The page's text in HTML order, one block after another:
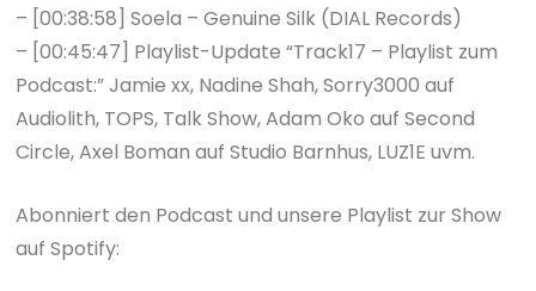
– [00:38:58] Soela – Genuine Silk (DIAL Records)
– [00:45:47] Playlist-Update “Track17 – Playlist zum
Podcast:” Jamie xx, Nadine Shah, Sorry3000 auf
Audiolith, TOPS, Talk Show, Adam Oko auf Second
Circle, Axel Boman auf Studio Barnhus, LUZ1E uvm.
Abonniert den Podcast und unsere Playlist zur Show
auf Spotify: